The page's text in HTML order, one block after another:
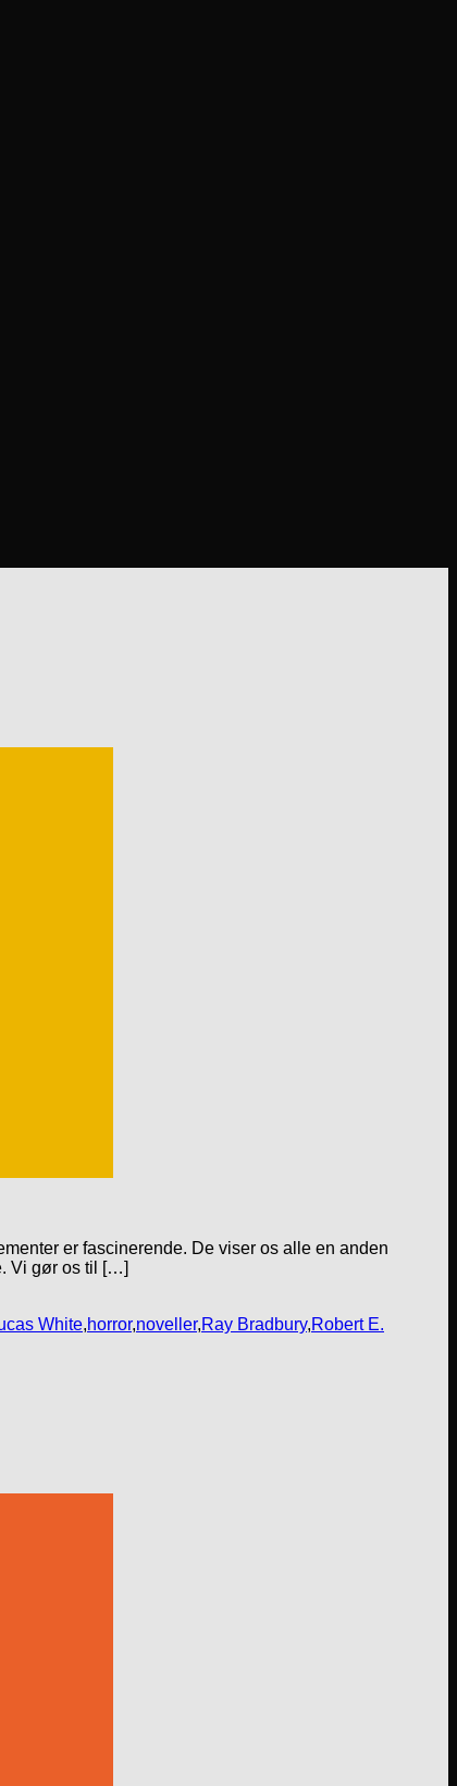
er fascinerende. De viser os alle en anden
Vi gør os til […]
White,horror,noveller,Ray Bradbury,Robert E.